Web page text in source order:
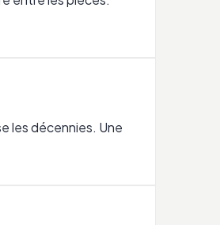
les décennies. Une